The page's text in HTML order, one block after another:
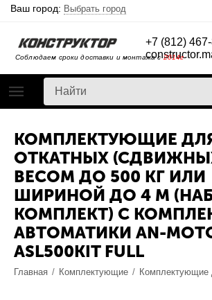
Ваш город: Выбрать город
Соблюдаем сроки доставки и монтажа с2014г
+7 (812)
КОМПЛЕКТУЮЩИЕ
ОТКАТНЫХ
ВЕСОМ ДО 500 КГ ИЛИ
ШИРИНОЙ ДО 4 М
КОМПЛЕКТ) С
АВТОМАТИКИ AN-
ASL500KIT FULL
Главная / Комплектующие / Комплектующие